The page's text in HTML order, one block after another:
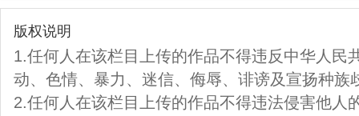
版权说明
1.任何人在该栏目上传的作品不得违反中华人民
动、色情、暴力、迷信、侮辱、诽谤及宣扬种族
2.任何人在该栏目上传的作品不得违法侵害他人